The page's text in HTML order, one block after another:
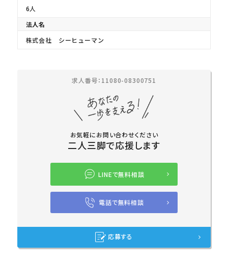
6人
法人名
株式会社 シーヒューマン
求人番号：11080-08300751
お気軽にお問い合わせください
二人三脚で応援します
LINEで無料相談
電話で無料相談
応募する